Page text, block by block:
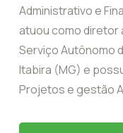
Administrativo e
atuou como diretor
Serviço Autônomo
Itabira (MG) e
Projetos e gestão